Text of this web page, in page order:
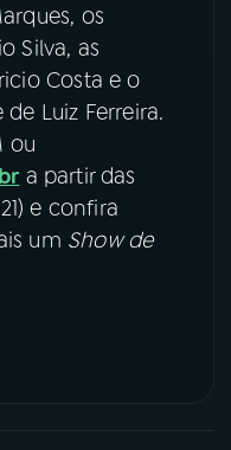
os
Silva, as
Costa e o
Luiz Ferreira.
ou
a partir das
e confira
um Show de